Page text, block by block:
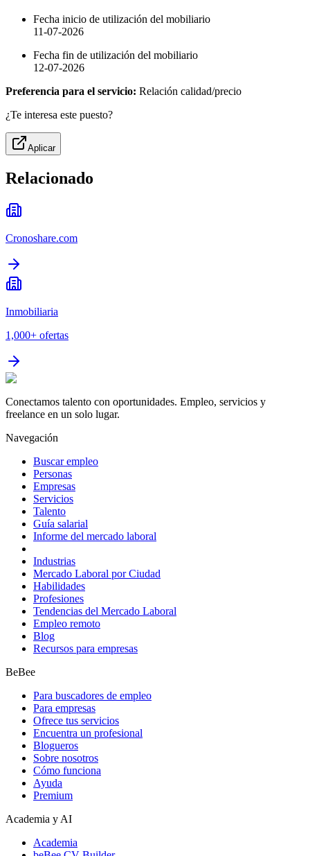
Fecha inicio de utilización del mobiliario
11-07-2026
Fecha fin de utilización del mobiliario
12-07-2026
Preferencia para el servicio: Relación calidad/precio
¿Te interesa este puesto?
Aplicar
Relacionado
Cronoshare.com
Inmobiliaria
1,000+ ofertas
Conectamos talento con oportunidades. Empleo, servicios y
freelance en un solo lugar.
Navegación
Buscar empleo
Personas
Empresas
Servicios
Talento
Guía salarial
Informe del mercado laboral
Industrias
Mercado Laboral por Ciudad
Habilidades
Profesiones
Tendencias del Mercado Laboral
Empleo remoto
Blog
Recursos para empresas
BeBee
Para buscadores de empleo
Para empresas
Ofrece tus servicios
Encuentra un profesional
Blogueros
Sobre nosotros
Cómo funciona
Ayuda
Premium
Academia y AI
Academia